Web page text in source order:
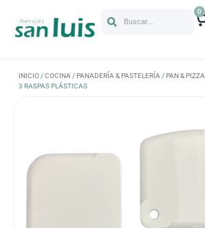
Buscar...
0
INICIO /COCINA /PANADERÍA & PASTELERÍA /PAN & PIZZA
3 RASPAS PLÁSTICAS